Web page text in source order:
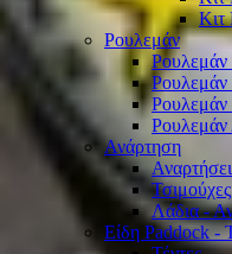
Κιτ
Ρουλεμάν
Ρουλεμάν
Ρουλεμάν
Ρουλεμάν
Ανάρτηση
Λάδια -
Είδη Paddock -